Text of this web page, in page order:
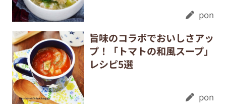
pon
旨味のコラボでおいしさアッ
プ！「トマトの和風スープ」
レシピ5選
pon